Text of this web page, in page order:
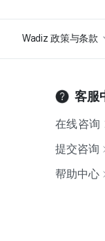
Wadiz 政策与条款
客服
在线咨询
提交咨询
帮助中心